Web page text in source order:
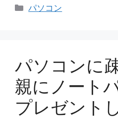
カ
パソコン
パソコンに
親にノート
プレゼント